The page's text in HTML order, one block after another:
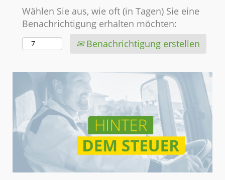
Wählen Sie aus, wie oft (in Tagen) Sie eine
Benachrichtigung erhalten möchten:
Benachrichtigung erstellen